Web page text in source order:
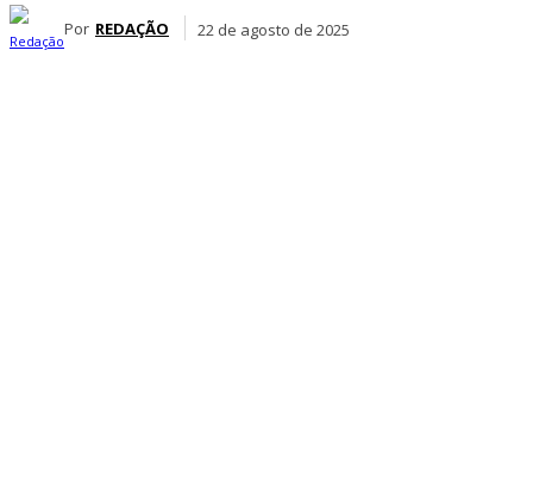
Por REDAÇÃO 22 de agosto de 2025